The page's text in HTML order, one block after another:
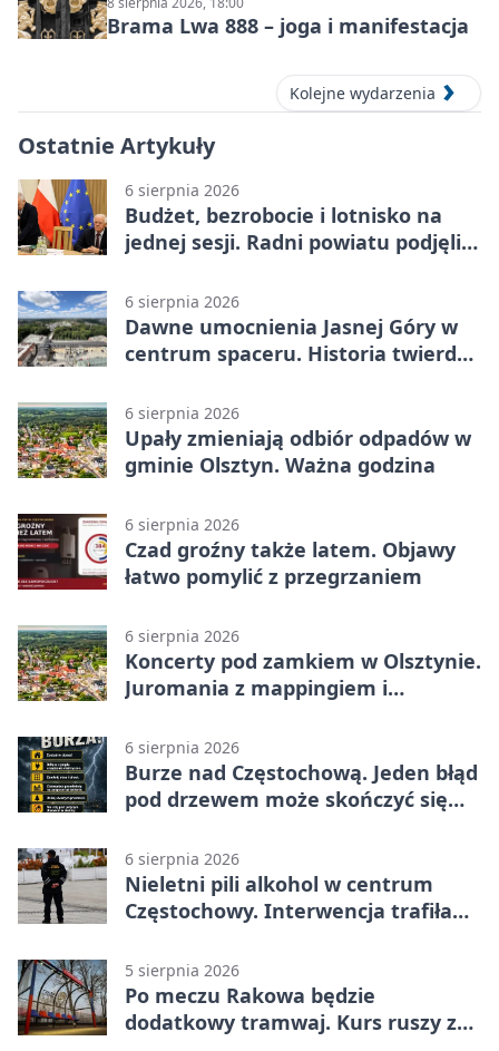
Brama Lwa 888 – joga i manifestacja
Kolejne wydarzenia
Ostatnie Artykuły
6 sierpnia 2026
Budżet, bezrobocie i lotnisko na
jednej sesji. Radni powiatu podjęli
6 sierpnia 2026
Dawne umocnienia Jasnej Góry w
centrum spaceru. Historia twierdzy
6 sierpnia 2026
Upały zmieniają odbiór odpadów w
gminie Olsztyn. Ważna godzina
6 sierpnia 2026
Czad groźny także latem. Objawy
łatwo pomylić z przegrzaniem
6 sierpnia 2026
Koncerty pod zamkiem w Olsztynie.
Juromania z mappingiem i
6 sierpnia 2026
Burze nad Częstochową. Jeden błąd
pod drzewem może skończyć się
6 sierpnia 2026
Nieletni pili alkohol w centrum
Częstochowy. Interwencja trafiła
5 sierpnia 2026
Po meczu Rakowa będzie
dodatkowy tramwaj. Kurs ruszy ze